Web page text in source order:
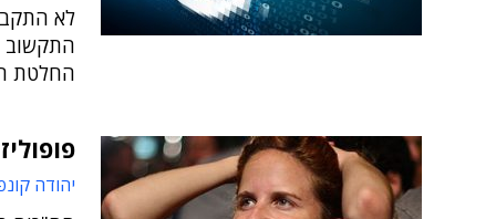
לא
התקשוב
החלטת
יהודה